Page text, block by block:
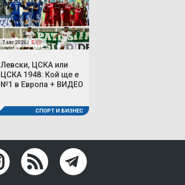
7 авг 2026 | 5
Левски, ЦСКА или
ЦСКА 1948: Кой ще е
№1 в Европа + ВИДЕО
СПОРТ И БИЗНЕС